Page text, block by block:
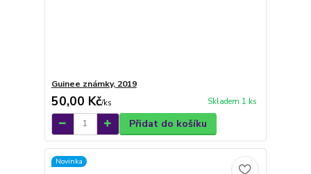
Guinee známky, 2019
50,00 Kč/ks Skladem 1 ks
Přidat do košíku
Novinka